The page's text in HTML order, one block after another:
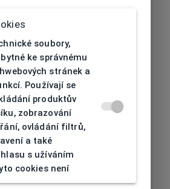
soubory,
ke správnému
stránek a
Používají se
produktův
zobrazování
ovládání filtrů,
a také
s užíváním
cookies není